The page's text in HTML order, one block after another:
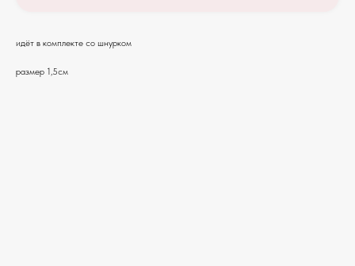
идёт в комплекте со шнурком
размер 1,5см